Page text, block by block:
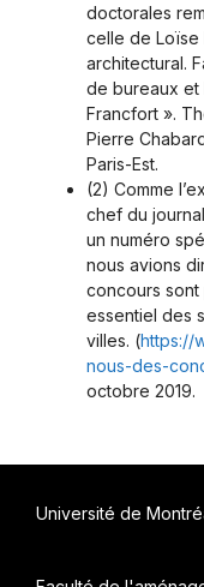
doctorales
celle de Loïse
architectural.
de bureaux et
Francfort ».
Pierre
Paris-Est.
(2) Comme
chef du
un numéro
nous avions
concours sont
essentiel des
villes. (https://
nous-des-
octobre 2019.
Université de